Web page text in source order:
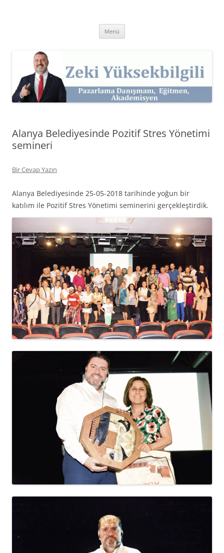
Kişisel Web Sitesi.
Menü
Alanya Belediyesinde Pozitif Stres Yönetimi
semineri
Bir Cevap Yazın
Alanya Belediyesinde 25-05-2018 tarihinde yoğun bir
katılım ile Pozitif Stres Yönetimi seminerini gerçekleştirdik.